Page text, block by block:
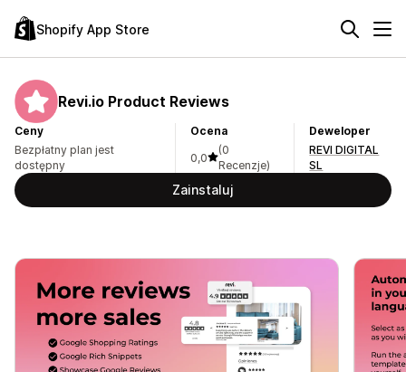
Shopify App Store
Revi.io Product Reviews
Ceny
Bezpłatny plan jest
dostępny
Ocena
0,0
(0
Recenzje)
Deweloper
REVI DIGITAL
SL
Zainstaluj